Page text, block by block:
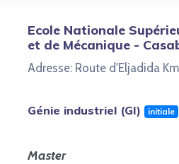
Ecole Nationale
et de Mécanique -
Adresse: Route d'Eljadida Km
Génie industriel (GI) initiale
Master